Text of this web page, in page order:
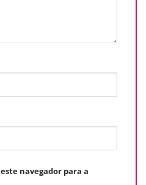
navegador para a